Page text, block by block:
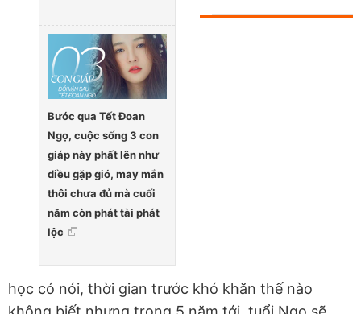
Bước qua Tết Đoan
Ngọ, cuộc sống 3 con
giáp này phất lên như
diều gặp gió, may mắn
thôi chưa đủ mà cuối
năm còn phát tài phát
lộc
học có nói, thời gian trước khó khăn thế nào